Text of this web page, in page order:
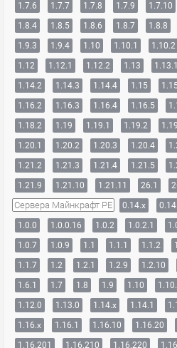
1.7.6
1.7.7 1.7.8 1.7.9 1.7.10
1.8.4
1.8.5 1.8.6 1.8.7 1.8.8
1.9.3
1.9.4 1.10 1.10.1 1.10.2
1.12
1.12.1 1.12.2 1.13 1.13.1
1.14.2
1.14.3 1.14.4 1.15
1.16.2
1.16.3 1.16.4 1.16.5
1.18.2
1.19 1.19.1 1.19.2
1.20.1
1.20.2 1.20.3 1.20.4
1.21.2
1.21.3 1.21.4 1.21.5
1.21.9
1.21.10 1.21.11 26.1
Сервера Майнкрафт PE 0.14.x
1.0.0
1.0.0.16 1.0.2 1.0.2.1
1.0.7
1.0.9 1.1 1.1.1 1.1.2
1.1.7
1.2 1.2.1 1.2.9 1.2.10
1.6.1
1.7 1.8 1.9 1.10
1.12.0
1.13.0 1.14.x 1.14.1
1.16.x
1.16.1 1.16.10 1.16.20
1.16.201
1.16.210 1.16.220